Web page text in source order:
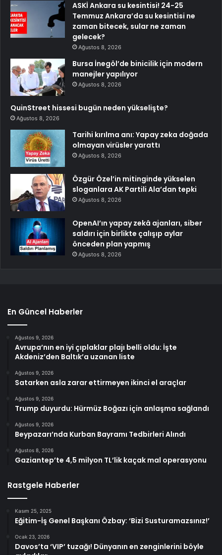
ASKİ Ankara su kesintisi! 24-25
Temmuz Ankara’da su kesintisi ne
zaman bitecek, sular ne zaman
gelecek?
Ağustos 8, 2026
Bursa İnegöl’de binicilik için modern
manejler yapılıyor
Ağustos 8, 2026
QuinStreet hissesi bugün neden yükselişte?
Ağustos 8, 2026
Tarihi kırılma anı: Yapay zeka doğada
olmayan virüsler yarattı
Ağustos 8, 2026
Özgür Özel’in mitinginde yükselen
sloganlara AK Partili Ala’dan tepki
Ağustos 8, 2026
OpenAI’ın yapay zekâ ajanları, siber
saldırı için birlikte çalışıp aylar
önceden plan yapmış
Ağustos 8, 2026
En Güncel Haberler
Ağustos 9, 2026
Avrupa’nın en iyi çıplaklar plajı belli oldu: İşte
Akdeniz’den Baltık’a uzanan liste
Ağustos 9, 2026
Satarken asla zarar ettirmeyen ikinci el araçlar
Ağustos 9, 2026
Trump duyurdu: Hürmüz Boğazı için anlaşma sağlandı
Ağustos 9, 2026
Beypazarı’nda Kurban Bayramı Tedbirleri Alındı
Ağustos 8, 2026
Gaziantep’te 4,5 milyon TL’lik kaçak mal operasyonu
Rastgele Haberler
Kasım 25, 2025
Eğitim-İş Genel Başkanı Özbay: ‘Bizi Susturamazsınız!’
Ocak 23, 2026
Davos’ta ‘VIP’ tuzağı! Dünyanın en zenginlerini böyle